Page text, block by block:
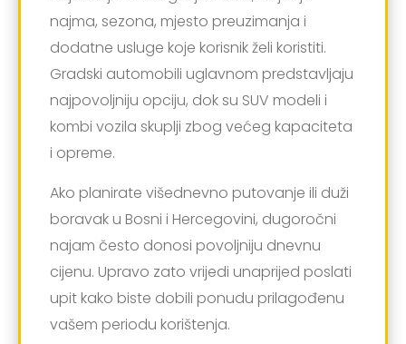
najma, sezona, mjesto preuzimanja i
dodatne usluge koje korisnik želi koristiti.
Gradski automobili uglavnom predstavljaju
najpovoljniju opciju, dok su SUV modeli i
kombi vozila skuplji zbog većeg kapaciteta
i opreme.
Ako planirate višednevno putovanje ili duži
boravak u Bosni i Hercegovini, dugoročni
najam često donosi povoljniju dnevnu
cijenu. Upravo zato vrijedi unaprijed poslati
upit kako biste dobili ponudu prilagođenu
vašem periodu korištenja.